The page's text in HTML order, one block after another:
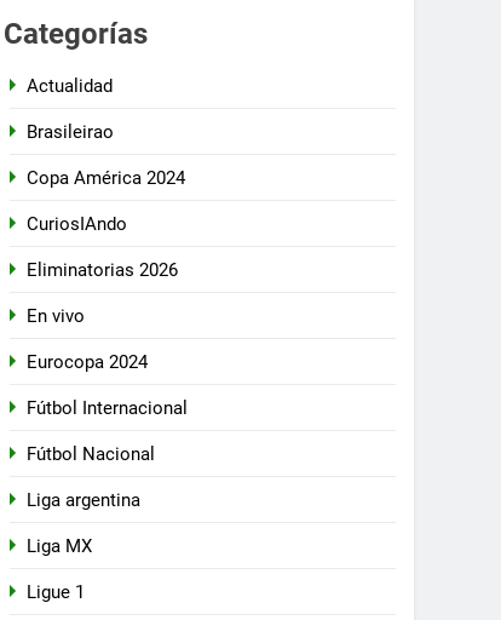
Categorías
Actualidad
Brasileirao
Copa América 2024
CuriosIAndo
Eliminatorias 2026
En vivo
Eurocopa 2024
Fútbol Internacional
Fútbol Nacional
Liga argentina
Liga MX
Ligue 1